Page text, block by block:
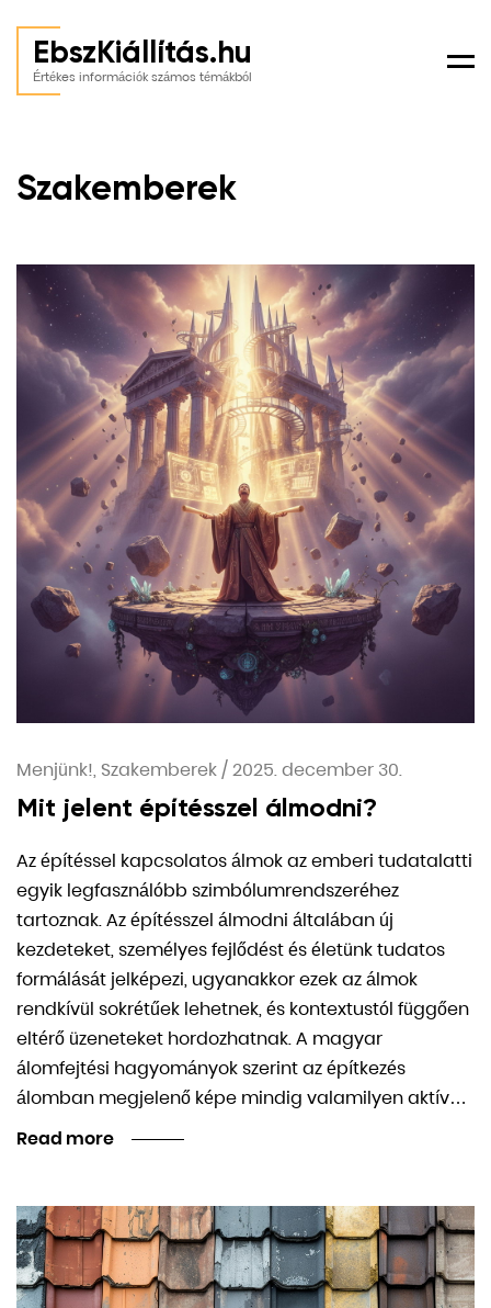
EbszKiállítás.hu
Értékes információk számos témákból
Szakemberek
Menjünk!, Szakemberek/2025. december 30.
Mit jelent építésszel álmodni?
Az építéssel kapcsolatos álmok az emberi tudatalatti
egyik legfasználóbb szimbólumrendszeréhez
tartoznak. Az építésszel álmodni általában új
kezdeteket, személyes fejlődést és életünk tudatos
formálását jelképezi, ugyanakkor ezek az álmok
rendkívül sokrétűek lehetnek, és kontextustól függően
eltérő üzeneteket hordozhatnak. A magyar
álomfejtési hagyományok szerint az építkezés
álomban megjelenő képe mindig valamilyen aktív…
Read more